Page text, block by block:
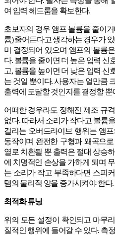
여 입력 헤드룸을 확보한다.
초보자의 경우 앰프 볼륨을 줄이
륨) 줄어든다고 생각하는 경우가
미 결정되어 있으며 앰프의 볼륨
다. 볼륨을 줄이면 더 높은 입력 신
고, 볼륨을 높이면 더 낮은 입력 신
는 것일 뿐이다. 사용자는 얼만큼
출력에 도달할 것인지를 결정할 뿐
어떠한 경우라도 정해진 제조 규
없다. 따라서 소리가 작다고 볼륨
걸리는 오버드라이브 행위는 앰
동작이며 완전한 구형파 왜곡으
열로 치환될 뿐 출력은 절대 상승
에 치명적인 손상을 가하게 되며
는 소리가 작고 부족하다면 스피
템의 물리적 양을 증가시켜야 한다.
최적화 튜닝
위의 모든 설정이 확인되고 마무
질적인 행위에 들어갈 수 있다. 측